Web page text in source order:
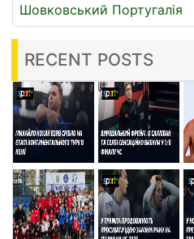
Шовковський Португалія
RECENT POSTS